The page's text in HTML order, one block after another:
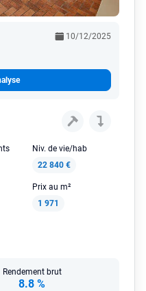
10/12/2025
Niv. de vie/hab
22 840 €
Prix au m²
1 971
Rendement brut
8.8 %